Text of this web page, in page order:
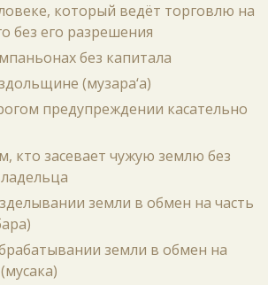
который ведёт торговлю на
без его разрешения
без капитала
(музара‘а)
предупреждении касательно
кто засевает чужую землю без
земли в обмен на часть
земли в обмен на